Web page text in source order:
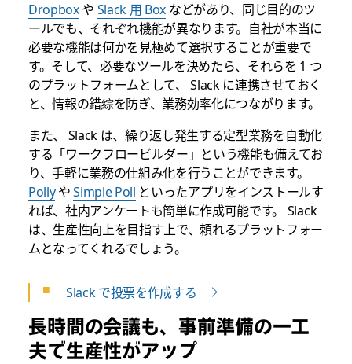
Dropbox や Slack 用 Box などがあり、同じ目的のツ
ールでも、それぞれ機能が異なります。自社が本当に
必要な機能は何かを見極めて選択することが重要で
す。そして、必要なツールを決めたら、それらを 1 つ
のプラットフォームとして、 Slack に連携させておく
と、情報の錯綜を防ぎ、業務効率化につながります。
また、 Slack は、繰り返し発生する定型業務を自動化
する「ワークフロービルダー」という機能も備えてお
り、手軽に業務の仕組み化を行うことができます。
PollyやSimple Poll といったアプリをインストールす
れば、社内アンケートも簡単に作成可能です。 Slack
は、生産性向上を目指す上で、頼れるプラットフォー
ムとなってくれるでしょう。
Slack で投票を作成する
長時間の会議も、事前準備の一工
夫で生産性がアップ